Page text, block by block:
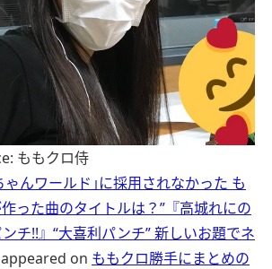
ももクロ侍
ゃんワールド｣に採用されなかった も
った曲のタイトルは？”『高城れにの
チ!!』“大喜利パンチ” 新しいお題でネ
on ももクロ勝手にまとめの